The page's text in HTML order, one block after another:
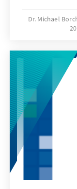
Gesellschaft
des
werden, um
Sozialen
Dr. Michael